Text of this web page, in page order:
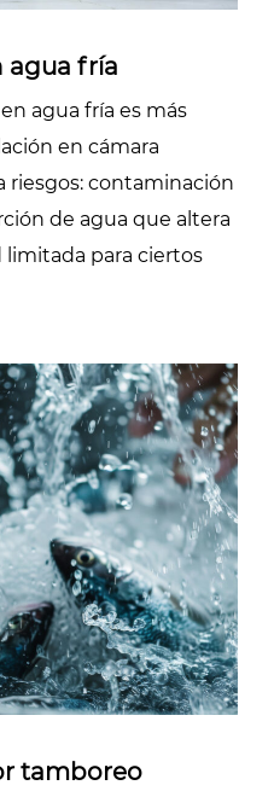
agua fría
agua fría es más
en cámara
riesgos: contaminación
de agua que altera
limitada para ciertos
tamboreo